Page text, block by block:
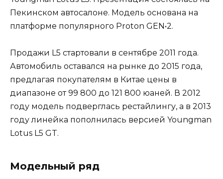
Пекинском автосалоне. Модель основана на
платформе популярного Proton GEN•2.
Продажи L5 стартовали в сентябре 2011 года.
Автомобиль оставался на рынке до 2015 года,
предлагая покупателям в Китае цены в
диапазоне от 99 800 до 121 800 юаней. В 2012
году модель подверглась рестайлингу, а в 2013
году линейка пополнилась версией Youngman
Lotus L5 GT.
Модельный ряд